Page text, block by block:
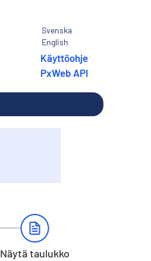
Svenska
English
Käyttöohje
PxWeb API
Näytä taulukko